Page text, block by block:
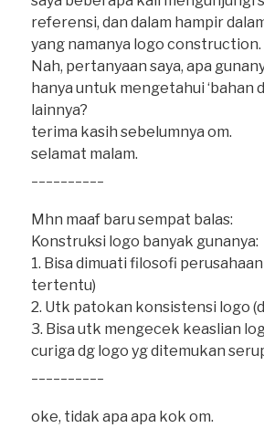
referensi, dan dalam hampir
yang namanya logo construction.
Nah, pertanyaan saya, apa
hanya untuk mengetahui ‘bahan
lainnya?
terima kasih sebelumnya om.
selamat malam.
Mhn maaf baru sempat balas:
Konstruksi logo banyak gunanya:
1. Bisa dimuati filosofi
tertentu)
2. Utk patokan konsistensi logo
3. Bisa utk mengecek keaslian
curiga dg logo yg ditemukan
oke, tidak apa apa kok om.